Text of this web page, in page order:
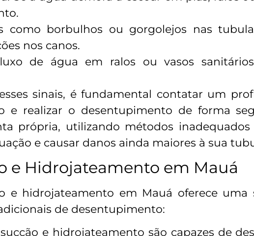
como borbulhos ou gorgolejos nas
nos canos.
de água em ralos ou vasos
sinais, é fundamental contatar um
e realizar o desentupimento de forma
própria, utilizando métodos
e causar danos ainda maiores à sua
e Hidrojateamento em Mauá
e hidrojateamento em Mauá oferece uma
de desentupimento:
e hidrojateamento são capazes de